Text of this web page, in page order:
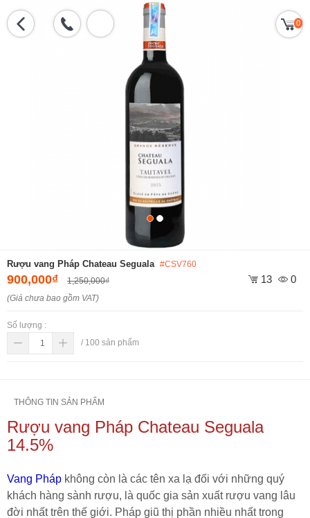
0
Rượu vang Pháp Chateau Seguala #CSV760
900,000₫ 1,250,000₫ 13 0
(Giá chưa bao gồm VAT)
Số lượng :
/ 100 sản phẩm
THÔNG TIN SẢN PHẨM
Rượu vang Pháp Chateau Seguala
14.5%
Vang Pháp không còn là các tên xa lạ đối với những quý
khách hàng sành rượu, là quốc gia sản xuất rượu vang lâu
đời nhất trên thế giới. Pháp giũ thị phần nhiều nhất trong